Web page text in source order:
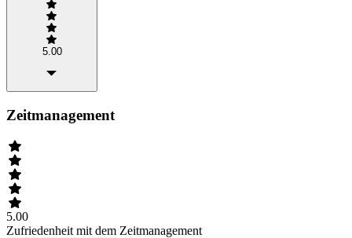
5.00
Zeitmanagement
5.00
Zufriedenheit mit dem Zeitmanagement